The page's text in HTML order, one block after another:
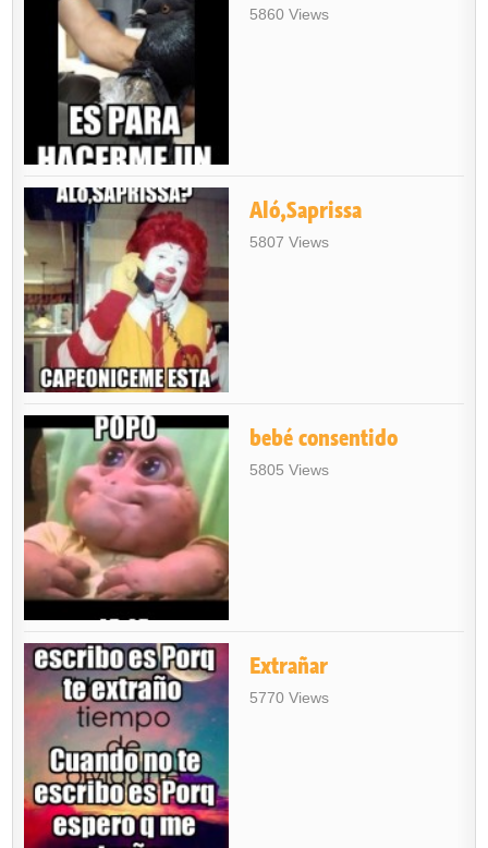
5860 Views
Aló,Saprissa
5807 Views
bebé consentido
5805 Views
Extrañar
5770 Views